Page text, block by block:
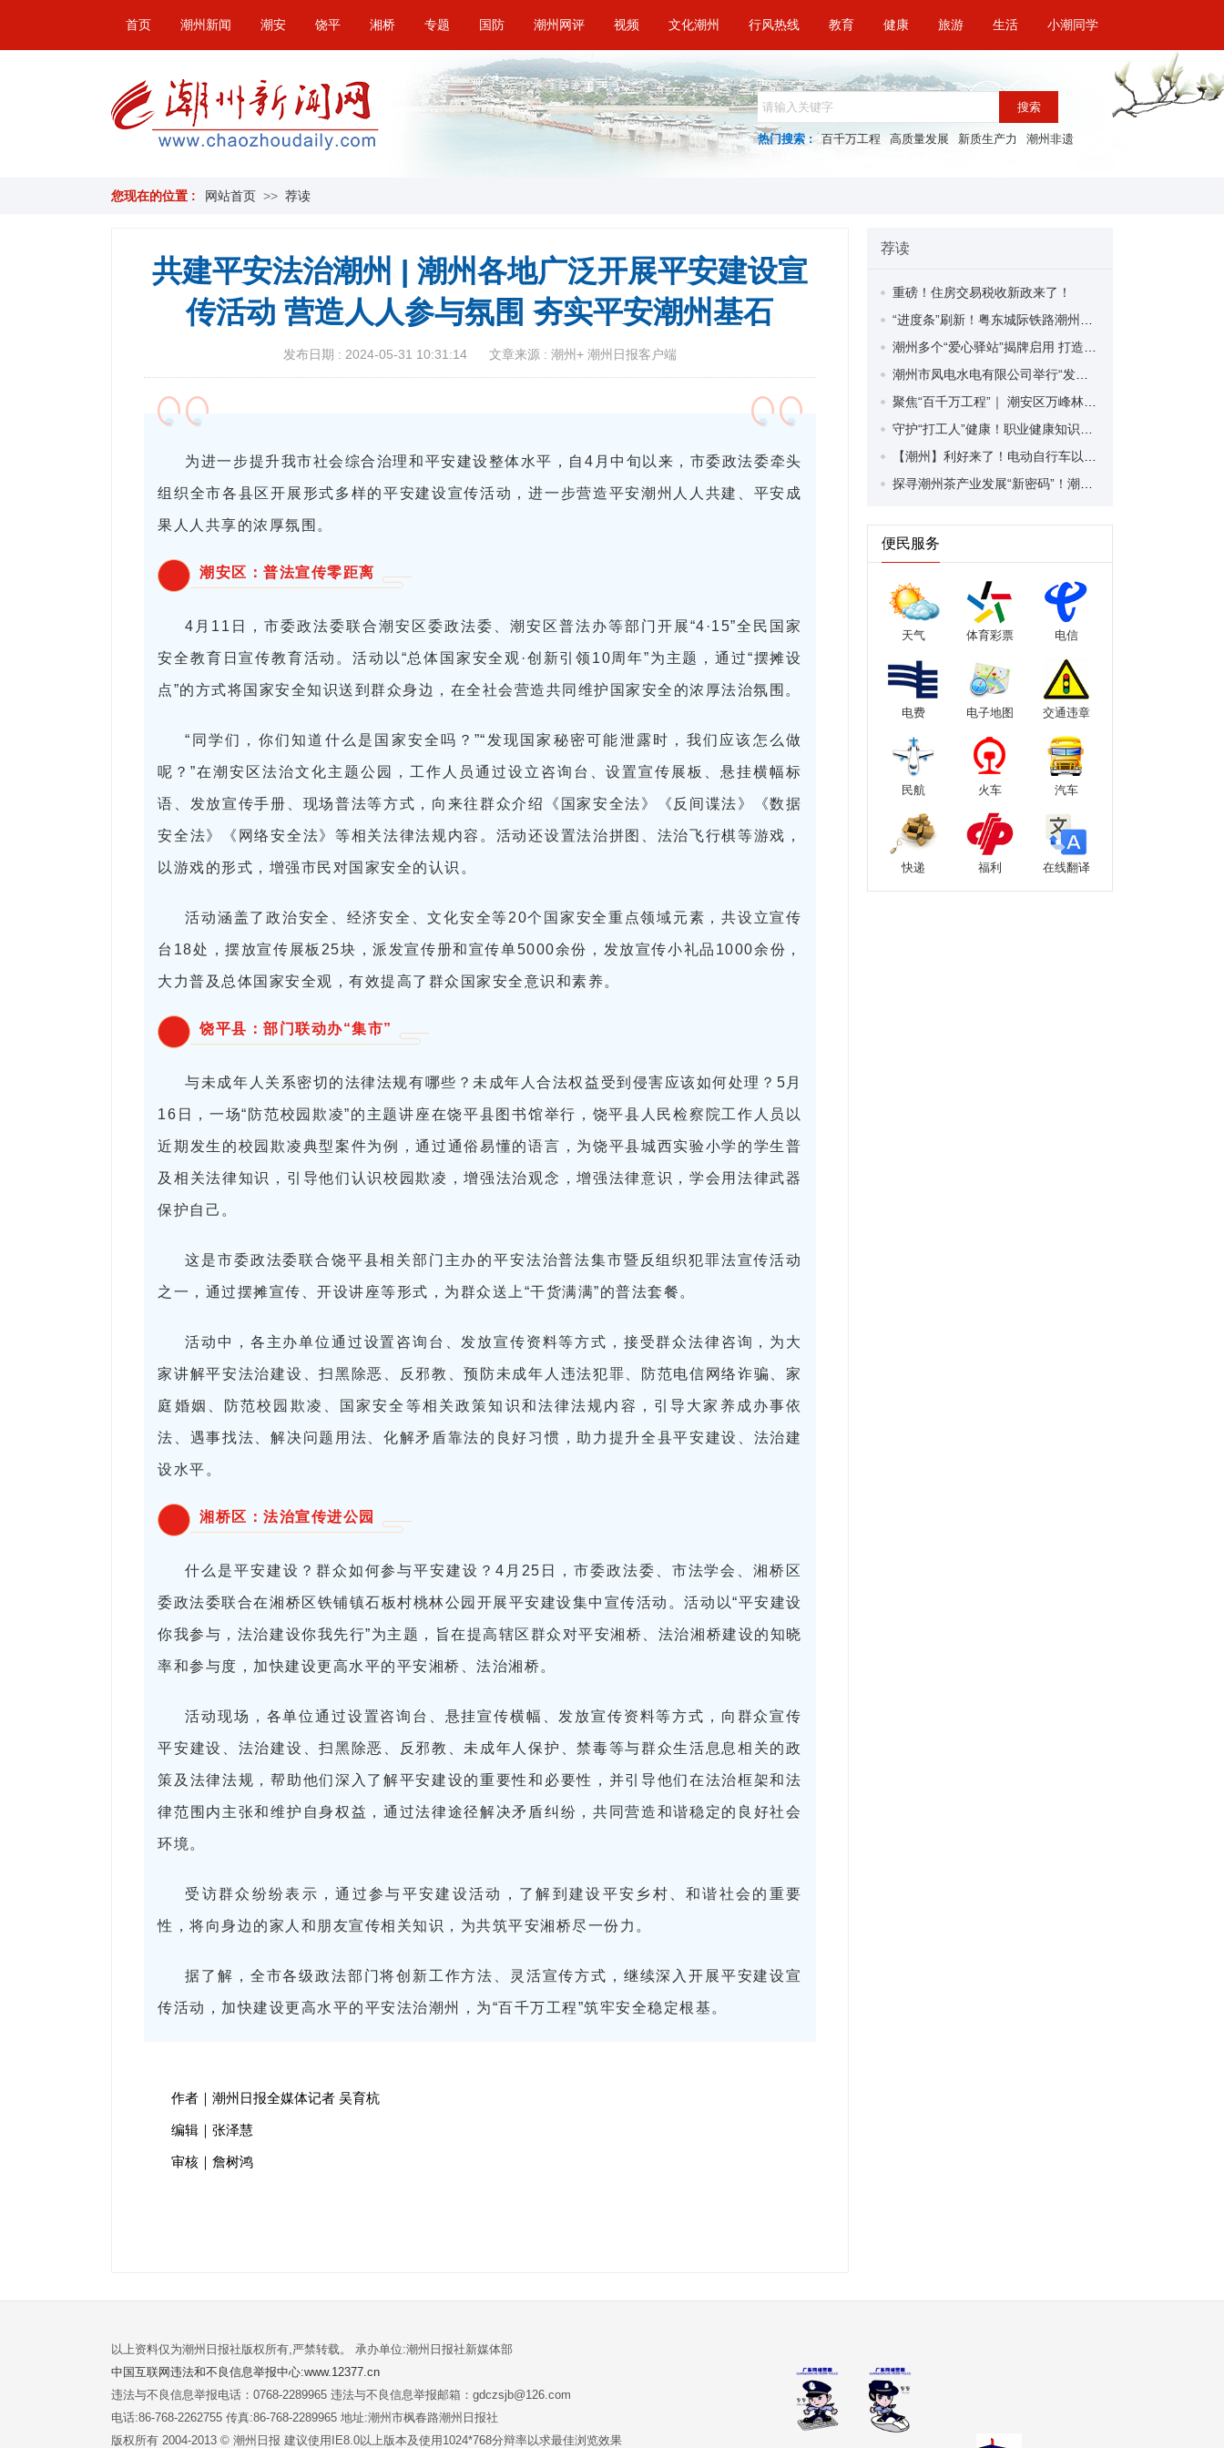
首页 潮州新闻 潮安 饶平 湘桥 专题 国防 潮州网评 视频 文化潮州 行风热线 教育 健康 旅游 生活 小潮同学
搜索
热门搜索 : 百千万工程 高质量发展 新质生产力 潮州非遗
您现在的位置 : 网站首页 >> 荐读
共建平安法治潮州 | 潮州各地广泛开展平安建设宣
传活动 营造人人参与氛围 夯实平安潮州基石
发布日期 : 2024-05-31 10:31:14 文章来源 : 潮州+ 潮州日报客户端
为进一步提升我市社会综合治理和平安建设整体水平，自4月中旬以来，市委政法委牵头
组织全市各县区开展形式多样的平安建设宣传活动，进一步营造平安潮州人人共建、平安成
果人人共享的浓厚氛围。
潮安区：普法宣传零距离
4月11日，市委政法委联合潮安区委政法委、潮安区普法办等部门开展“4·15”全民国家
安全教育日宣传教育活动。活动以“总体国家安全观·创新引领10周年”为主题，通过“摆摊设
点”的方式将国家安全知识送到群众身边，在全社会营造共同维护国家安全的浓厚法治氛围。
“同学们，你们知道什么是国家安全吗？”“发现国家秘密可能泄露时，我们应该怎么做
呢？”在潮安区法治文化主题公园，工作人员通过设立咨询台、设置宣传展板、悬挂横幅标
语、发放宣传手册、现场普法等方式，向来往群众介绍《国家安全法》《反间谍法》《数据
安全法》《网络安全法》等相关法律法规内容。活动还设置法治拼图、法治飞行棋等游戏，
以游戏的形式，增强市民对国家安全的认识。
活动涵盖了政治安全、经济安全、文化安全等20个国家安全重点领域元素，共设立宣传
台18处，摆放宣传展板25块，派发宣传册和宣传单5000余份，发放宣传小礼品1000余份，
大力普及总体国家安全观，有效提高了群众国家安全意识和素养。
饶平县：部门联动办“集市”
与未成年人关系密切的法律法规有哪些？未成年人合法权益受到侵害应该如何处理？5月
16日，一场“防范校园欺凌”的主题讲座在饶平县图书馆举行，饶平县人民检察院工作人员以
近期发生的校园欺凌典型案件为例，通过通俗易懂的语言，为饶平县城西实验小学的学生普
及相关法律知识，引导他们认识校园欺凌，增强法治观念，增强法律意识，学会用法律武器
保护自己。
这是市委政法委联合饶平县相关部门主办的平安法治普法集市暨反组织犯罪法宣传活动
之一，通过摆摊宣传、开设讲座等形式，为群众送上“干货满满”的普法套餐。
活动中，各主办单位通过设置咨询台、发放宣传资料等方式，接受群众法律咨询，为大
家讲解平安法治建设、扫黑除恶、反邪教、预防未成年人违法犯罪、防范电信网络诈骗、家
庭婚姻、防范校园欺凌、国家安全等相关政策知识和法律法规内容，引导大家养成办事依
法、遇事找法、解决问题用法、化解矛盾靠法的良好习惯，助力提升全县平安建设、法治建
设水平。
湘桥区：法治宣传进公园
什么是平安建设？群众如何参与平安建设？4月25日，市委政法委、市法学会、湘桥区
委政法委联合在湘桥区铁铺镇石板村桃林公园开展平安建设集中宣传活动。活动以“平安建设
你我参与，法治建设你我先行”为主题，旨在提高辖区群众对平安湘桥、法治湘桥建设的知晓
率和参与度，加快建设更高水平的平安湘桥、法治湘桥。
活动现场，各单位通过设置咨询台、悬挂宣传横幅、发放宣传资料等方式，向群众宣传
平安建设、法治建设、扫黑除恶、反邪教、未成年人保护、禁毒等与群众生活息息相关的政
策及法律法规，帮助他们深入了解平安建设的重要性和必要性，并引导他们在法治框架和法
律范围内主张和维护自身权益，通过法律途径解决矛盾纠纷，共同营造和谐稳定的良好社会
环境。
受访群众纷纷表示，通过参与平安建设活动，了解到建设平安乡村、和谐社会的重要
性，将向身边的家人和朋友宣传相关知识，为共筑平安湘桥尽一份力。
据了解，全市各级政法部门将创新工作方法、灵活宣传方式，继续深入开展平安建设宣
传活动，加快建设更高水平的平安法治潮州，为“百千万工程”筑牢安全稳定根基。
作者｜潮州日报全媒体记者 吴育杭
编辑｜张泽慧
审核｜詹树鸿
荐读
重磅！住房交易税收新政来了！
便民服务
天气 体育彩票 电信
电费 电子地图 交通违章
民航 火车 汽车
快递 福利 在线翻译
以上资料仅为潮州日报社版权所有,严禁转载。 承办单位:潮州日报社新媒体部
中国互联网违法和不良信息举报中心:www.12377.cn
违法与不良信息举报电话：0768-2289965 违法与不良信息举报邮箱：gdczsjb@126.com
电话:86-768-2262755 传真:86-768-2289965 地址:潮州市枫春路潮州日报社
版权所有 2004-2013 © 潮州日报 建议使用IE8.0以上版本及使用1024*768分辩率以求最佳浏览效果